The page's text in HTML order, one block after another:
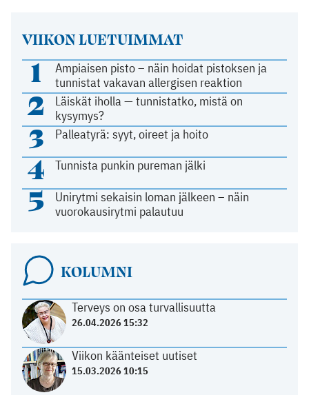
VIIKON LUETUIMMAT
1
Ampiaisen pisto – näin hoidat pistoksen ja
tunnistat vakavan allergisen reaktion
2
Läiskät iholla — tunnistatko, mistä on
kysymys?
3 Palleatyrä: syyt, oireet ja hoito
4 Tunnista punkin pureman jälki
5
Unirytmi sekaisin loman jälkeen – näin
vuorokausirytmi palautuu
KOLUMNI
Terveys on osa turvallisuutta
26.04.2026 15:32
Viikon käänteiset uutiset
15.03.2026 10:15